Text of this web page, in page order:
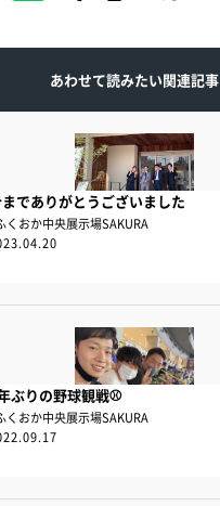
あわせて読みたい関連記事
くおか中央展示場SAKURA
でありがとうございました
くおか中央展示場SAKURA
ぶりの野球観戦⚾